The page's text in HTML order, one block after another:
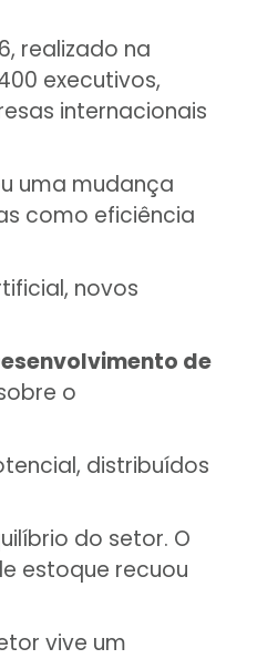
realizado na
executivos,
internacionais
uma mudança
como eficiência
novos
de
o
distribuídos
do setor. O
estoque recuou
vive um